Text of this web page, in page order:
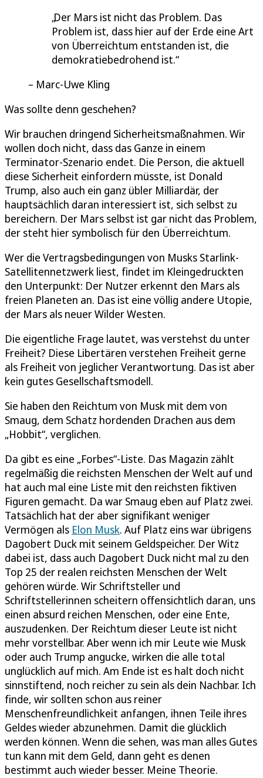
Der Mars ist nicht das Problem. Das
Problem ist, dass hier auf der Erde eine Art
von Überreichtum entstanden ist, die
demokratiebedrohend ist.
Marc-Uwe Kling
Was sollte denn geschehen?
Wir brauchen dringend Sicherheitsmaßnahmen. Wir
wollen doch nicht, dass das Ganze in einem
Terminator-Szenario endet. Die Person, die aktuell
diese Sicherheit einfordern müsste, ist Donald
Trump, also auch ein ganz übler Milliardär, der
hauptsächlich daran interessiert ist, sich selbst zu
bereichern. Der Mars selbst ist gar nicht das Problem,
der steht hier symbolisch für den Überreichtum.
Wer die Vertragsbedingungen von Musks Starlink-
Satellitennetzwerk liest, findet im Kleingedruckten
den Unterpunkt: Der Nutzer erkennt den Mars als
freien Planeten an. Das ist eine völlig andere Utopie,
der Mars als neuer Wilder Westen.
Die eigentliche Frage lautet, was verstehst du unter
Freiheit? Diese Libertären verstehen Freiheit gerne
als Freiheit von jeglicher Verantwortung. Das ist aber
kein gutes Gesellschaftsmodell.
Sie haben den Reichtum von Musk mit dem von
Smaug, dem Schatz hordenden Drachen aus dem
„Hobbit“, verglichen.
Da gibt es eine „Forbes“-Liste. Das Magazin zählt
regelmäßig die reichsten Menschen der Welt auf und
hat auch mal eine Liste mit den reichsten fiktiven
Figuren gemacht. Da war Smaug eben auf Platz zwei.
Tatsächlich hat der aber signifikant weniger
Vermögen als Elon Musk. Auf Platz eins war übrigens
Dagobert Duck mit seinem Geldspeicher. Der Witz
dabei ist, dass auch Dagobert Duck nicht mal zu den
Top 25 der realen reichsten Menschen der Welt
gehören würde. Wir Schriftsteller und
Schriftstellerinnen scheitern offensichtlich daran, uns
einen absurd reichen Menschen, oder eine Ente,
auszudenken. Der Reichtum dieser Leute ist nicht
mehr vorstellbar. Aber wenn ich mir Leute wie Musk
oder auch Trump angucke, wirken die alle total
unglücklich auf mich. Am Ende ist es halt doch nicht
sinnstiftend, noch reicher zu sein als dein Nachbar. Ich
finde, wir sollten schon aus reiner
Menschenfreundlichkeit anfangen, ihnen Teile ihres
Geldes wieder abzunehmen. Damit die glücklich
werden können. Wenn die sehen, was man alles Gutes
tun kann mit dem Geld, dann geht es denen
bestimmt auch wieder besser. Meine Theorie.